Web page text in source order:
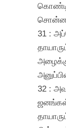
31 :
32 :